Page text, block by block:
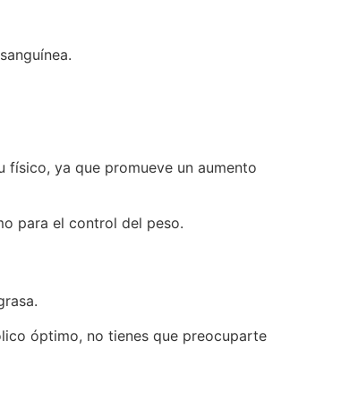
físico, ya que promueve un aumento
para el control del peso.
óptimo, no tienes que preocuparte